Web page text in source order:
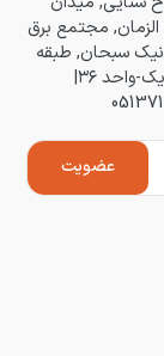
مجتمع برق
سبحان, طبقه
واحد ۳۶|